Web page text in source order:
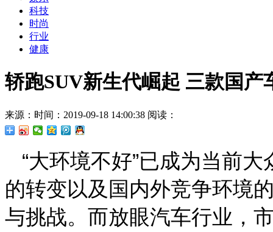
科技
时尚
行业
健康
轿跑SUV新生代崛起 三款国产
来源： 时间：2019-09-18 14:00:38 阅读：
“大环境不好”已成为当前
的转变以及国内外竞争环境
与挑战。而放眼汽车行业，